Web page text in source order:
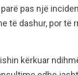
pas një
të dashur, por
kërkuar